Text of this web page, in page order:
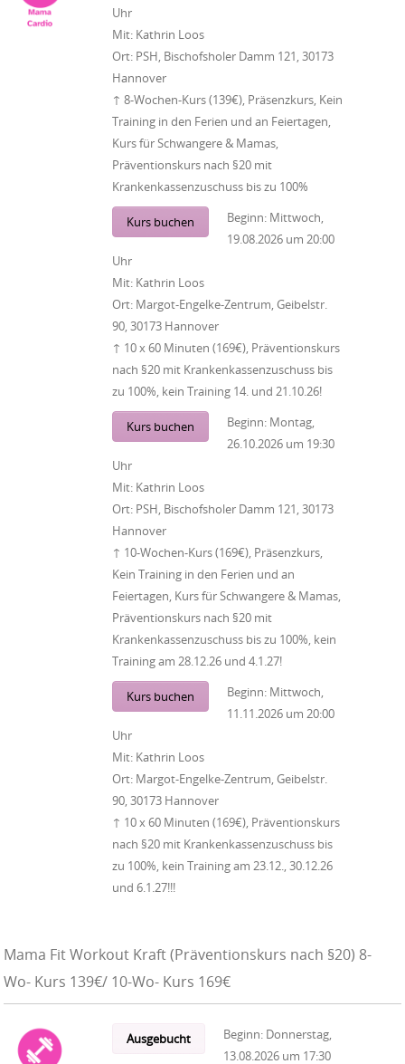
Uhr
Mit: Kathrin Loos
Ort: PSH, Bischofsholer Damm 121, 30173
Hannover
↑ 8-Wochen-Kurs (139€), Präsenzkurs, Kein
Training in den Ferien und an Feiertagen,
Kurs für Schwangere & Mamas,
Präventionskurs nach §20 mit
Krankenkassenzuschuss bis zu 100%
Kurs buchen Beginn: Mittwoch,
19.08.2026 um 20:00
Uhr
Mit: Kathrin Loos
Ort: Margot-Engelke-Zentrum, Geibelstr.
90, 30173 Hannover
↑ 10 x 60 Minuten (169€), Präventionskurs
nach §20 mit Krankenkassenzuschuss bis
zu 100%, kein Training 14. und 21.10.26!
Kurs buchen Beginn: Montag,
26.10.2026 um 19:30
Uhr
Mit: Kathrin Loos
Ort: PSH, Bischofsholer Damm 121, 30173
Hannover
↑ 10-Wochen-Kurs (169€), Präsenzkurs,
Kein Training in den Ferien und an
Feiertagen, Kurs für Schwangere & Mamas,
Präventionskurs nach §20 mit
Krankenkassenzuschuss bis zu 100%, kein
Training am 28.12.26 und 4.1.27!
Kurs buchen Beginn: Mittwoch,
11.11.2026 um 20:00
Uhr
Mit: Kathrin Loos
Ort: Margot-Engelke-Zentrum, Geibelstr.
90, 30173 Hannover
↑ 10 x 60 Minuten (169€), Präventionskurs
nach §20 mit Krankenkassenzuschuss bis
zu 100%, kein Training am 23.12., 30.12.26
und 6.1.27!!!
Mama Fit Workout Kraft (Präventionskurs nach §20) 8-
Wo- Kurs 139€/ 10-Wo- Kurs 169€
Ausgebucht Beginn: Donnerstag,
13.08.2026 um 17:30